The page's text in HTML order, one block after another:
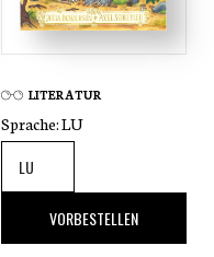
LITERATUR
Sprache:LU
,00 €VORBESTELLEN